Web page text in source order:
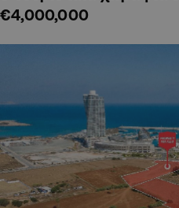
€4,000,000